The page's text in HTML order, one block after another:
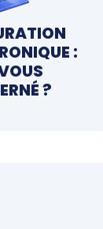
:
?